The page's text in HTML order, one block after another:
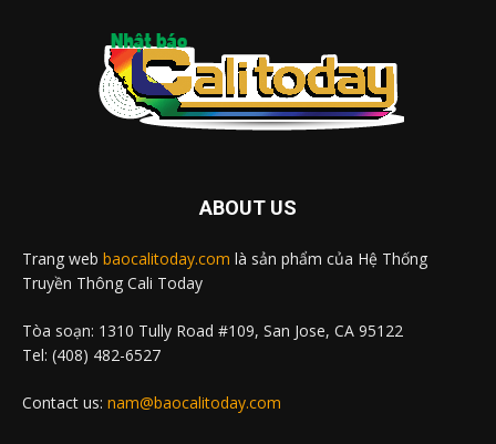
ABOUT US
Trang web baocalitoday.com là sản phẩm của Hệ Thống
Truyền Thông Cali Today
Tòa soạn: 1310 Tully Road #109, San Jose, CA 95122
Tel: (408) 482-6527
Contact us: nam@baocalitoday.com